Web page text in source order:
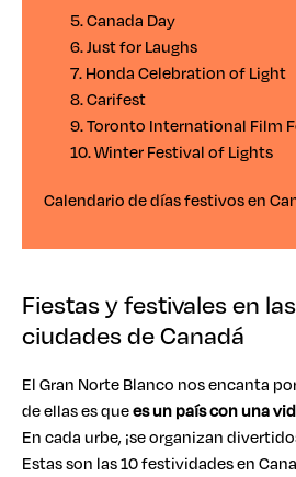
5. Canada Day
6. Just for Laughs
7. Honda Celebration of Light
8. Carifest
9. Toronto International Film
10. Winter Festival of Lights
Calendario de días festivos en
Fiestas y festivales en
ciudades de Canadá
El Gran Norte Blanco nos encanta
de ellas es quees un país con una
En cada urbe, ¡se organizan
Estas son las 10 festividades en